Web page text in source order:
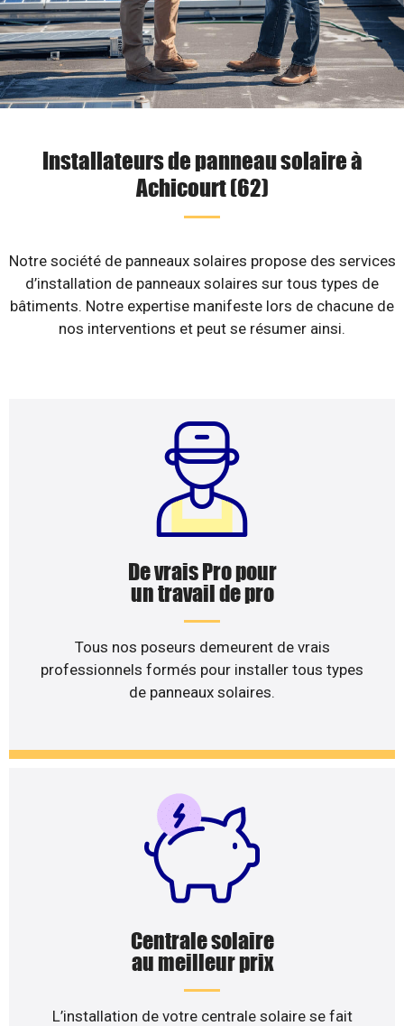
Installateurs de panneau solaire à
Achicourt (62)
Notre société de panneaux solaires propose des services
d’installation de panneaux solaires sur tous types de
bâtiments. Notre expertise manifeste lors de chacune de
nos interventions et peut se résumer ainsi.
De vrais Pro pour
un travail de pro
Tous nos poseurs demeurent de vrais
professionnels formés pour installer tous types
de panneaux solaires.
Centrale solaire
au meilleur prix
L’installation de votre centrale solaire se fait